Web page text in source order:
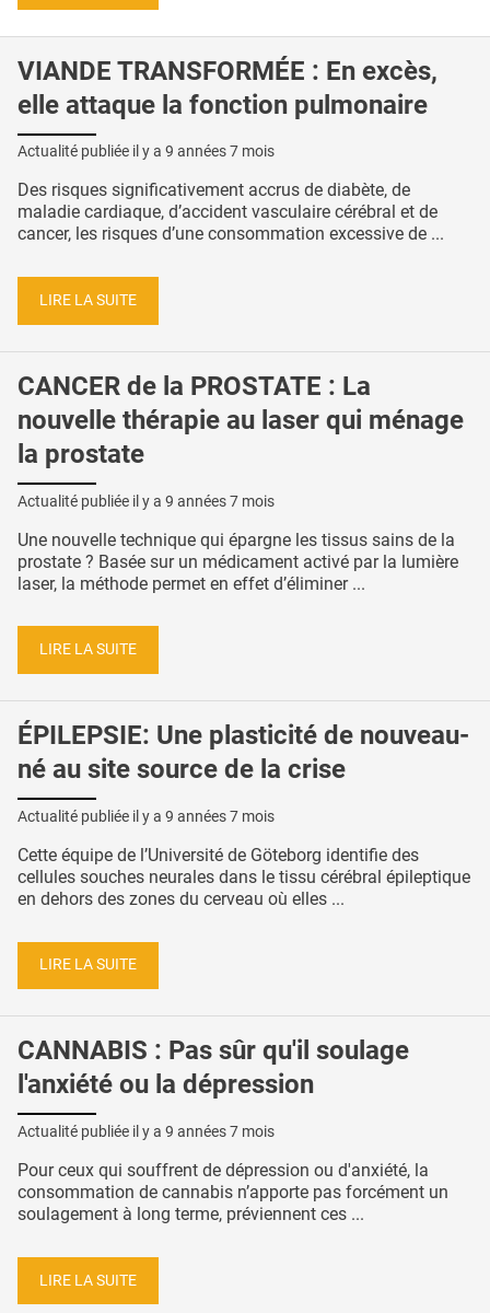
VIANDE TRANSFORMÉE : En excès,
elle attaque la fonction pulmonaire
Actualité publiée il y a 9 années 7 mois
Des risques significativement accrus de diabète, de
maladie cardiaque, d’accident vasculaire cérébral et de
cancer, les risques d’une consommation excessive de ...
LIRE LA SUITE
CANCER de la PROSTATE : La
nouvelle thérapie au laser qui ménage
la prostate
Actualité publiée il y a 9 années 7 mois
Une nouvelle technique qui épargne les tissus sains de la
prostate ? Basée sur un médicament activé par la lumière
laser, la méthode permet en effet d’éliminer ...
LIRE LA SUITE
ÉPILEPSIE: Une plasticité de nouveau-
né au site source de la crise
Actualité publiée il y a 9 années 7 mois
Cette équipe de l’Université de Göteborg identifie des
cellules souches neurales dans le tissu cérébral épileptique
en dehors des zones du cerveau où elles ...
LIRE LA SUITE
CANNABIS : Pas sûr qu'il soulage
l'anxiété ou la dépression
Actualité publiée il y a 9 années 7 mois
Pour ceux qui souffrent de dépression ou d'anxiété, la
consommation de cannabis n’apporte pas forcément un
soulagement à long terme, préviennent ces ...
LIRE LA SUITE